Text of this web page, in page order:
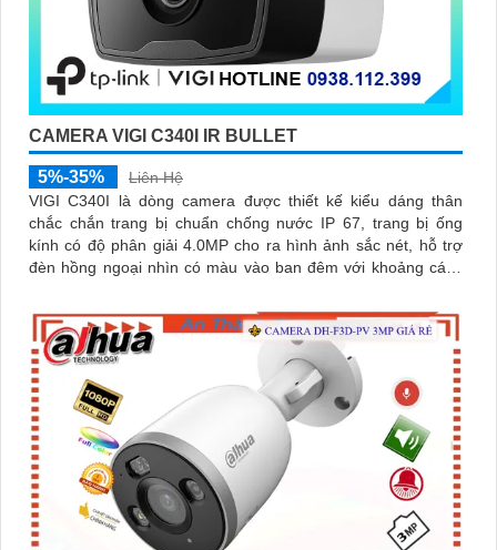
CAMERA VIGI C340I IR BULLET
5%-35%
Liên Hệ
VIGI C340I là dòng camera được thiết kế kiểu dáng thân
chắc chắn trang bị chuẩn chống nước IP 67, trang bị ống
kính có độ phân giải 4.0MP cho ra hình ảnh sắc nét, hỗ trợ
đèn hồng ngoại nhìn có màu vào ban đêm với khoảng cách